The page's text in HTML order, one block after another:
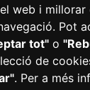
web i
Pot
tot" o
de
. Per a més
·